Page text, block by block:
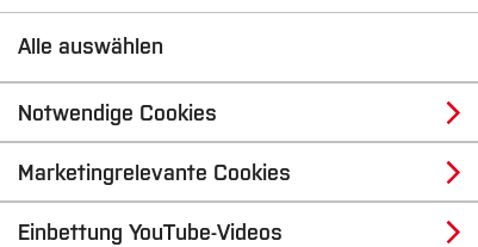
Reichmann
Alle auswählen
Notwendige Cookies
Marketingrelevante Cookies
Einbettung YouTube-Videos